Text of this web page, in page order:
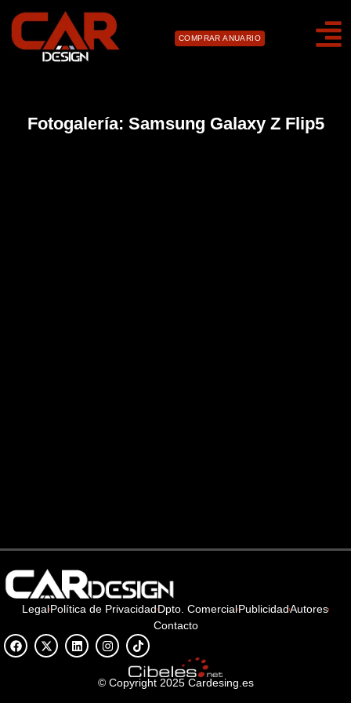
COMPRAR ANUARIO
Fotogalería: Samsung Galaxy Z Flip5
LegalPolítica de PrivacidadDpto. ComercialPublicidadAutores
Contacto
© Copyright 2025 Cardesing.es